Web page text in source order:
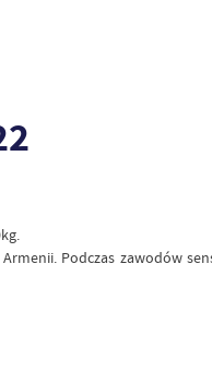
Podczas zawodów